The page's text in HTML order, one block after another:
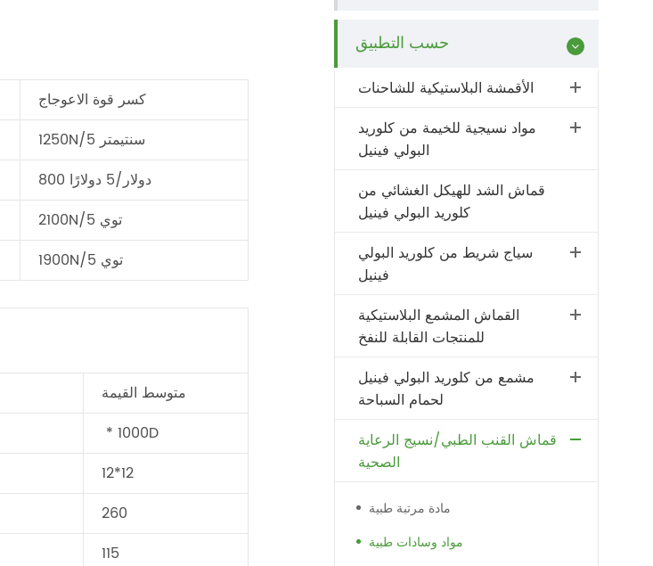
كسر قوة الاعوجاج
1250N/5 سنتيمتر
800 دولار/5 دولارًا
2100N/5 توي
1900N/5 توي
متوسط القيمة
‬ * 1000D
12*12
260
115
حسب التطبيق
الأقمشة البلاستيكية للشاحنات
مواد نسيجية للخيمة من كلوريد
البولي فينيل
قماش الشد للهيكل الغشائي من
كلوريد البولي فينيل
سياج شريط من كلوريد البولي
فينيل
القماش المشمع البلاستيكية
للمنتجات القابلة للنفخ
مشمع من كلوريد البولي فينيل
لحمام السباحة
قماش القنب الطبي/نسيج الرعاية
الصحية
مادة مرتبة طبية
مواد وسادات طبية